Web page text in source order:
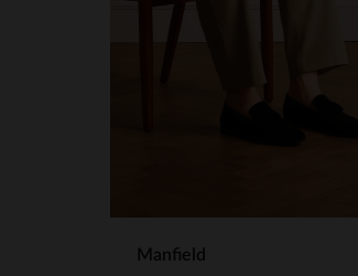
Manfield